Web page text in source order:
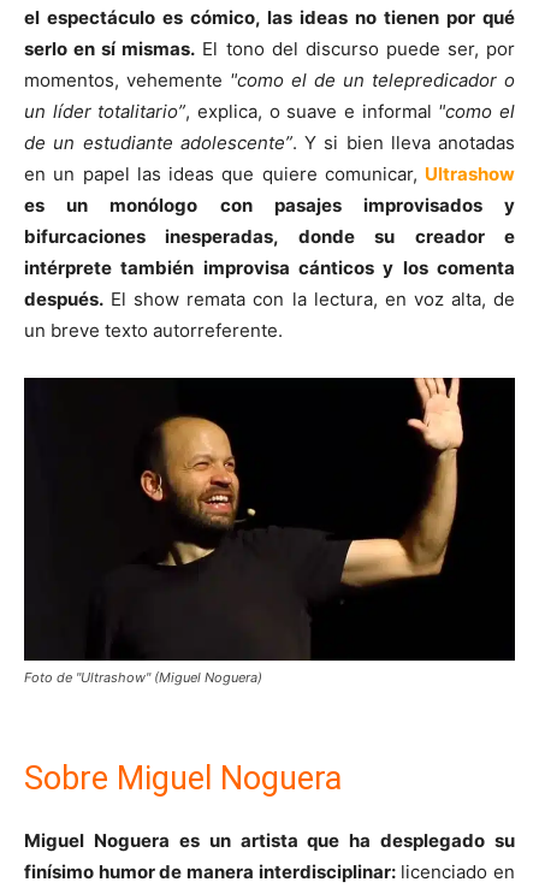
el espectáculo es cómico, las ideas no tienen por qué
serlo en sí mismas. El tono del discurso puede ser, por
momentos, vehemente "como el de un telepredicador o
un líder totalitario”, explica, o suave e informal "como el
de un estudiante adolescente”. Y si bien lleva anotadas
en un papel las ideas que quiere comunicar, Ultrashow
es un monólogo con pasajes improvisados y
bifurcaciones inesperadas, donde su creador e
intérprete también improvisa cánticos y los comenta
después. El show remata con la lectura, en voz alta, de
un breve texto autorreferente.
Foto de "Ultrashow" (Miguel Noguera)
Sobre Miguel Noguera
Miguel Noguera es un artista que ha desplegado su
finísimo humor de manera interdisciplinar:licenciado en